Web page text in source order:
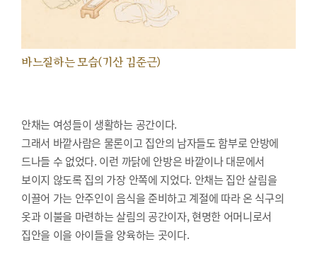
바느질하는 모습(기산 김준근)
안채는 여성들이 생활하는 공간이다.
그래서 바깥사람은 물론이고 집안의 남자들도 함부로 안방에
드나들 수 없었다. 이런 까닭에 안방은 바깥이나 대문에서
보이지 않도록 집의 가장 안쪽에 지었다. 안채는 집안 살림을
이끌어 가는 안주인이 음식을 준비하고 계절에 따라 온 식구의
옷과 이불을 마련하는 살림의 공간이자, 현명한 어머니로서
집안을 이을 아이들을 양육하는 곳이다.